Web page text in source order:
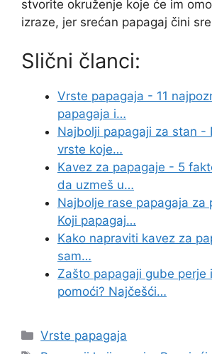
stvorite okruženje koje će im
izraze, jer srećan papagaj čini
Slični članci:
Vrste papagaja - 11
papagaja i…
Najbolji papagaji za stan -
vrste koje…
Kavez za papagaje - 5
da uzmeš u…
Najbolje rase papagaja za
Koji papagaj…
Kako napraviti kavez za
sam…
Zašto papagaji gube perje
pomoći? Najčešći…
Categories
Vrste papagaja